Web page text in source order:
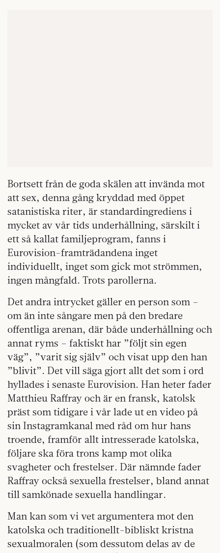
Bortsett från de goda skälen att invända mot
att sex, denna gång kryddad med öppet
satanistiska riter, är standardingrediens i
mycket av vår tids underhållning, särskilt i
ett så kallat familjeprogram, fanns i
Eurovision-framträdandena inget
individuellt, inget som gick mot strömmen,
ingen mångfald. Trots parollerna.
Det andra intrycket gäller en person som –
om än inte sångare men på den bredare
offentliga arenan, där både underhållning och
annat ryms – faktiskt har ”följt sin egen
väg”, ”varit sig själv” och visat upp den han
”blivit”. Det vill säga gjort allt det som i ord
hyllades i senaste Eurovision. Han heter fader
Matthieu Raffray och är en fransk, katolsk
präst som tidigare i vår lade ut en video på
sin Instagramkanal med råd om hur hans
troende, framför allt intresserade katolska,
följare ska föra trons kamp mot olika
svagheter och frestelser. Där nämnde fader
Raffray också sexuella frestelser, bland annat
till samkönade sexuella handlingar.
Man kan som vi vet argumentera mot den
katolska och traditionellt-bibliskt kristna
sexualmoralen (som dessutom delas av de